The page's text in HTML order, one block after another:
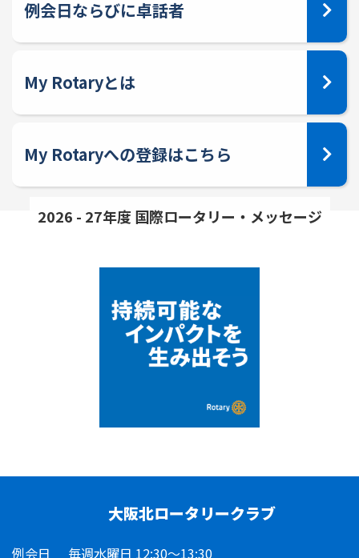
例会日ならびに卓話者
My Rotaryとは
My Rotaryへの登録はこちら
2026 - 27年度 国際ロータリー・メッセージ
大阪北ロータリークラブ
例会日 毎週水曜日 12:30～13:30